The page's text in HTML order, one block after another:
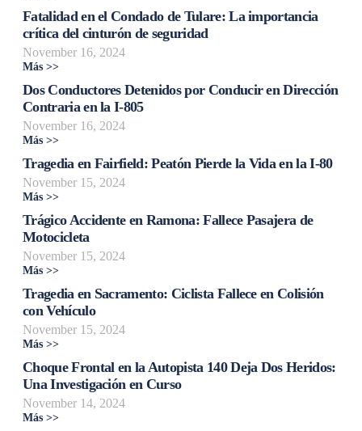
Fatalidad en el Condado de Tulare: La importancia
crítica del cinturón de seguridad
November 16, 2024
Más >>
Dos Conductores Detenidos por Conducir en Dirección
Contraria en la I-805
November 16, 2024
Más >>
Tragedia en Fairfield: Peatón Pierde la Vida en la I-80
November 15, 2024
Más >>
Trágico Accidente en Ramona: Fallece Pasajera de
Motocicleta
November 15, 2024
Más >>
Tragedia en Sacramento: Ciclista Fallece en Colisión
con Vehículo
November 15, 2024
Más >>
Choque Frontal en la Autopista 140 Deja Dos Heridos:
Una Investigación en Curso
November 14, 2024
Más >>